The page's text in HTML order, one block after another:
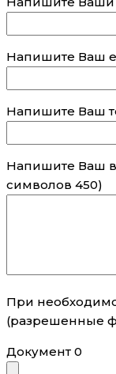
Напишите Ваш
Напишите Ваш
Напишите Ваш
символов 450)
При
(разрешенные
Документ 0